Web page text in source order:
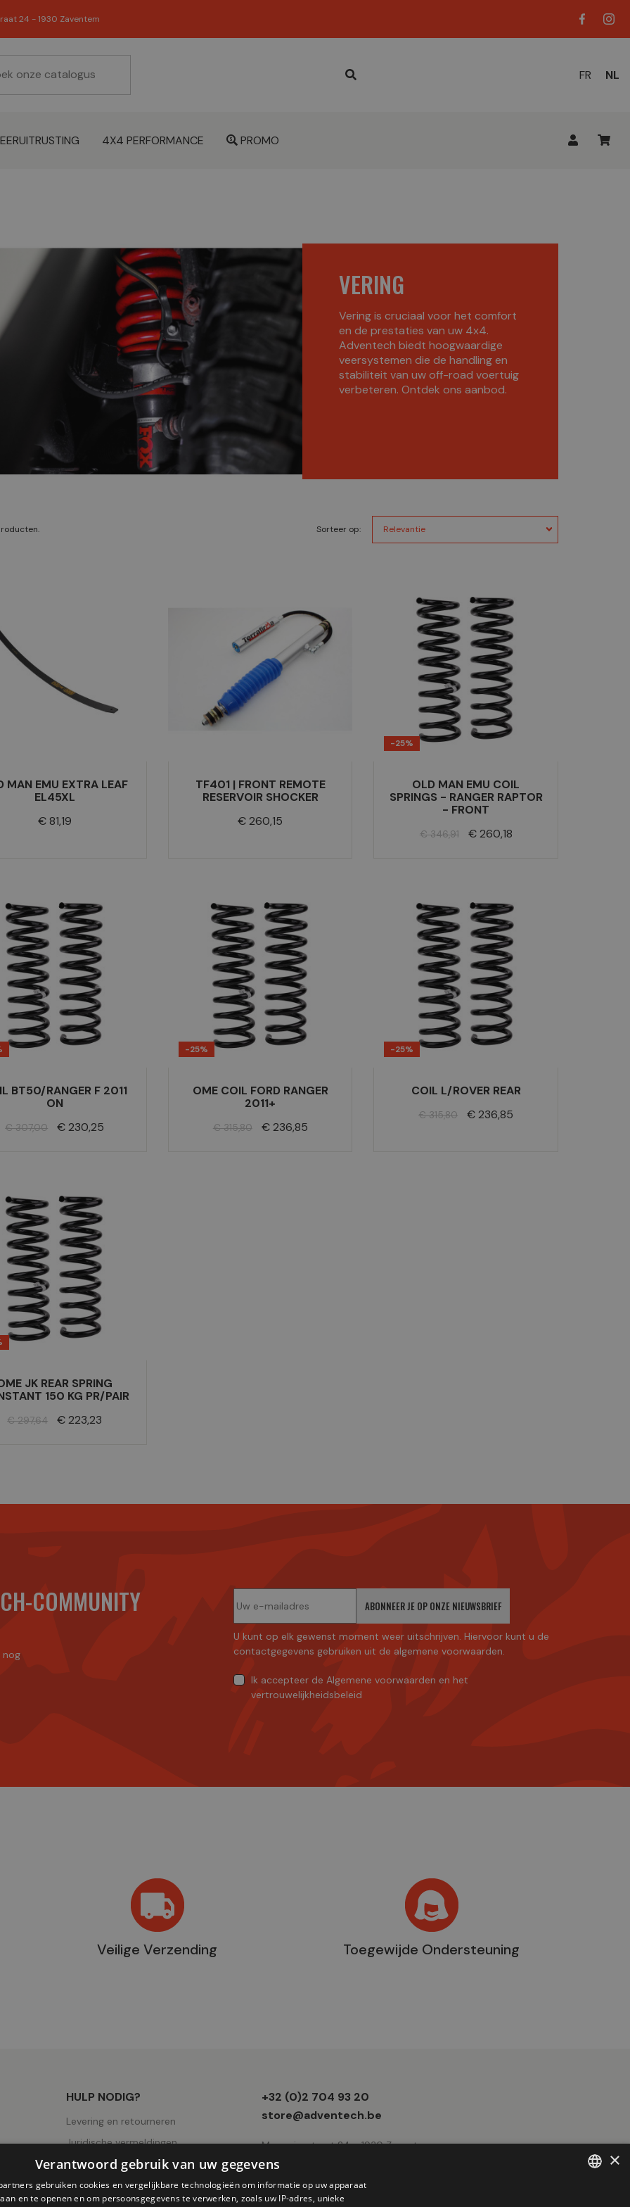
24 - 1930 Zaventem
FR NL
4X4 PERFORMANCE PROMO
VERING
Vering is cruciaal voor het comfort
en de prestaties van uw 4x4.
Adventech biedt hoogwaardige
veersystemen die de handling en
stabiliteit van uw off-road voertuig
verbeteren. Ontdek ons aanbod.
Sorteer op:
MAN EMU EXTRA LEAF
EL45XL
Prijs
€ 81,19
TF401 | FRONT REMOTE
RESERVOIR SHOCKER
Prijs
€ 260,15
-25%
OLD MAN EMU COIL
SPRINGS - RANGER RAPTOR
- FRONT
Normale
€ 346,91 Prijs
€ 260,18
BT50/RANGER F 2011
ON
Normale
€ 307,00 Prijs
€ 230,25
-25%
OME COIL FORD RANGER
2011+
Normale
€ 315,80 Prijs
€ 236,85
-25%
COIL L/ROVER REAR
Normale
€ 315,80 Prijs
€ 236,85
JK REAR SPRING
150 KG PR/PAIR
Normale
€ 297,64 Prijs
€ 223,23
COMMUNITY
nog
ABONNEER JE OP ONZE NIEUWSBRIEF
U kunt op elk gewenst moment weer uitschrijven. Hiervoor kunt u de
contactgegevens gebruiken uit de algemene voorwaarden.
Ik accepteer de Algemene voorwaarden en het
vertrouwelijkheidsbeleid
Veilige Verzending Toegewijde Ondersteuning
HULP NODIG?
Levering en retourneren
Juridische vermeldingen
Gebruiksvoorwaarden
AVV
Winkel
informatie
+32 (0)2 704 93 20
store@adventech.be
Mercuriusstraat 24 - 1930 Zaventem
×
Verantwoord gebruik van uw gegevens
gebruiken cookies en vergelijkbare technologieën om informatie op uw apparaat
en te openen en om persoonsgegevens te verwerken, zoals uw IP-adres, unieke